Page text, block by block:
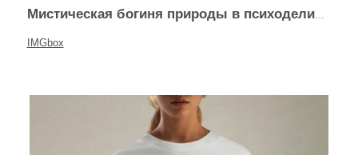
Мистическая богиня природы в психоделическом стиле
IMGbox